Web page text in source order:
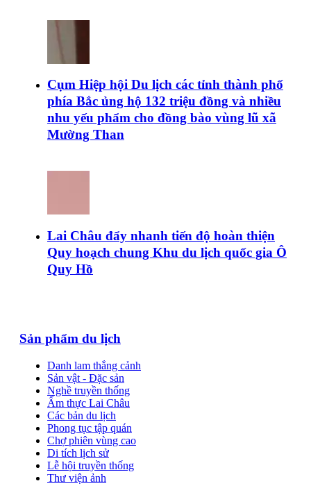
Cụm Hiệp hội Du lịch các tỉnh thành phố
phía Bắc ủng hộ 132 triệu đồng và nhiều
nhu yếu phẩm cho đồng bào vùng lũ xã
Mường Than
Lai Châu đẩy nhanh tiến độ hoàn thiện
Quy hoạch chung Khu du lịch quốc gia Ô
Quy Hồ
Sản phẩm du lịch
Danh lam thắng cảnh
Sản vật - Đặc sản
Nghề truyền thống
Ẩm thực Lai Châu
Các bản du lịch
Phong tục tập quán
Chợ phiên vùng cao
Di tích lịch sử
Lễ hội truyền thống
Thư viện ảnh